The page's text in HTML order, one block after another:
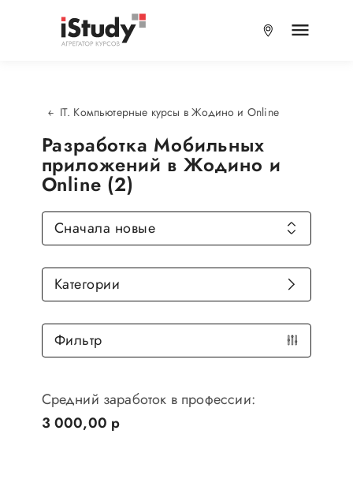
IT. Компьютерные курсы в Жодино и Online
Разработка Мобильных
приложений в Жодино и
Online (2)
Средний заработок в профессии:
3 000,00 р
Сначала новые
Категории
Фильтр